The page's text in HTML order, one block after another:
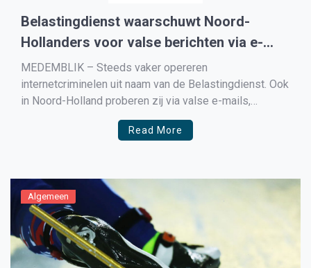
Belastingdienst waarschuwt Noord-
Hollanders voor valse berichten via e-
mail, whatsapp en sms
MEDEMBLIK – Steeds vaker opereren
internetcriminelen uit naam van de Belastingdienst. Ook
in Noord-Holland proberen zij via valse e-mails,
sms’jes en WhatsAppberichten geld van slachtoffers
afhandig te maken. Deze vorm van internetfraude wordt
samen met […]
Read More
Algemeen